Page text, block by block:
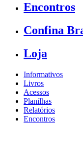
Encontros
Confina
Loja
Informativos
Livros
Acessos
Planilhas
Relatórios
Encontros